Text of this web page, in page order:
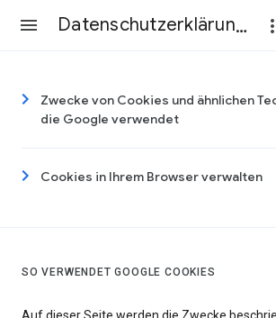
Datenschutzerklärung & Nutzungsbedingungen
Zwecke von Cookies und ähnlichen
die Google verwendet
Cookies in Ihrem Browser verwalten
SO VERWENDET GOOGLE COOKIES